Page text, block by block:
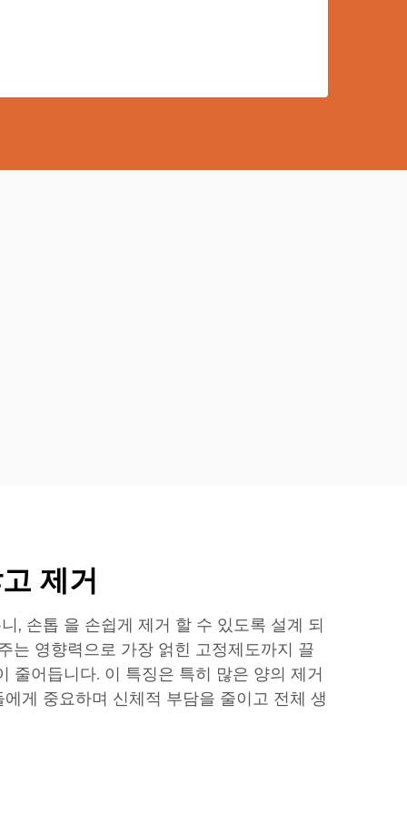
제거
, 손톱 을 손쉽게 제거 할 수 있도록 설계 되
는 영향력으로 가장 얽힌 고정제도까지 끌
줄어듭니다. 이 특징은 특히 많은 양의 제거
게 중요하며 신체적 부담을 줄이고 전체 생